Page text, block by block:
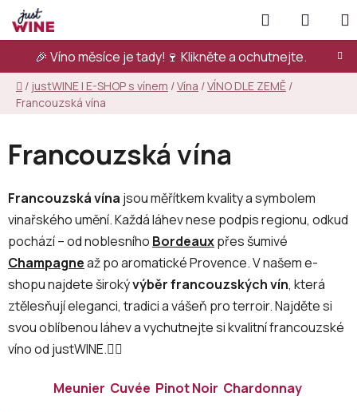
Přejít
na
obsah
🎉 Víno měsíce je tady!🍷 Klikněte a ochutnejte.
Hledat
KOŠÍK
Domů
/ justWINE | E-SHOP s vínem /Vína /VÍNO DLE ZEMĚ /
Francouzská vína
Francouzská vína
Francouzská vína jsou měřítkem kvality a symbolem
vinařského umění. Každá láhev nese podpis regionu, odkud
pochází – od noblesního Bordeauxpřes šumivé
Champagneaž po aromatické Provence. V našem e-
shopu najdete širokývýběr francouzských vín, která
ztělesňují eleganci, tradici a vášeň pro terroir. Najděte si
svou oblíbenou láhev a vychutnejte si kvalitní francouzské
víno od justWINE.👇🏻
Meunier Cuvée Pinot Noir Chardonnay